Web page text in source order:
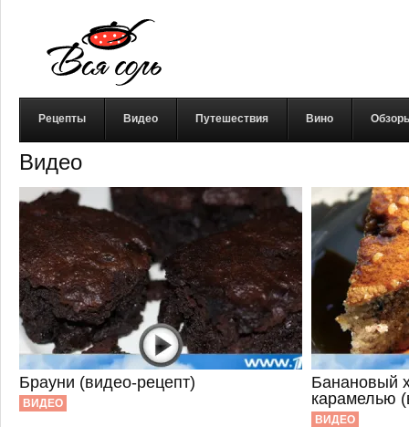
Рецепты Видео Путешествия Вино
Видео
Брауни (видео-рецепт)
ВИДЕО
Банановый
карамелью
ВИДЕО